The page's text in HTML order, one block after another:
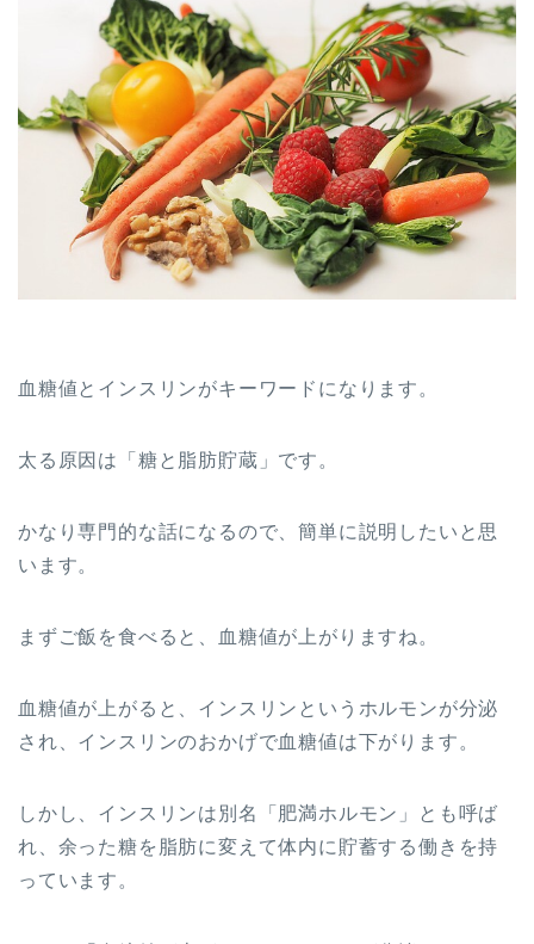
血糖値とインスリンがキーワードになります。
太る原因は「糖と脂肪貯蔵」です。
かなり専門的な話になるので、簡単に説明したいと思
います。
まずご飯を食べると、血糖値が上がりますね。
血糖値が上がると、インスリンというホルモンが分泌
され、インスリンのおかげで血糖値は下がります。
しかし、インスリンは別名「肥満ホルモン」とも呼ば
れ、余った糖を脂肪に変えて体内に貯蓄する働きを持
っています。